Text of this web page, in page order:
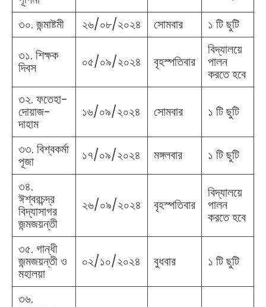
৩০. জন্মাষ্টমী
২৬/০৮/২০২৪ সোমবার
১ টি ছুটি
৩১. শিক্ষক
দিবস ০৫/০৯/২০২৪ বৃহস্পতিবার
বিদ্যালয়ে
পালন
করতে হবে
৩২. ফতেহা-
দোয়াজ-
দাহাম
১৬/০৯/২০২৪ সোমবার ১ টি ছুটি
৩৩. বিশ্বকর্মা
পূজা ১৭/০৯/২০২৪ মঙ্গলবার
১ টি ছুটি
৩৪.
ঈশ্বরচন্দ্র
বিদ্যাসাগর
জন্মজয়ন্তী
২৬/০৯/২০২৪ বৃহস্পতিবার
বিদ্যালয়ে
পালন
করতে হবে
৩৫. গান্ধী
জন্মজয়ন্তী ও
মহালয়া
০২/১০/২০২৪ বুধবার ১ টি ছুটি
৩৬.